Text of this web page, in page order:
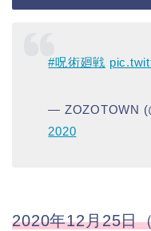
#呪術廻戦
— ZOZOTOWN
2020
2020年12月25日